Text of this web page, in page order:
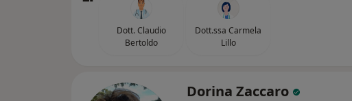
Dott. Claudio
Bertoldo
Dott.ssa Carmela
Lillo
Dorina Zaccaro